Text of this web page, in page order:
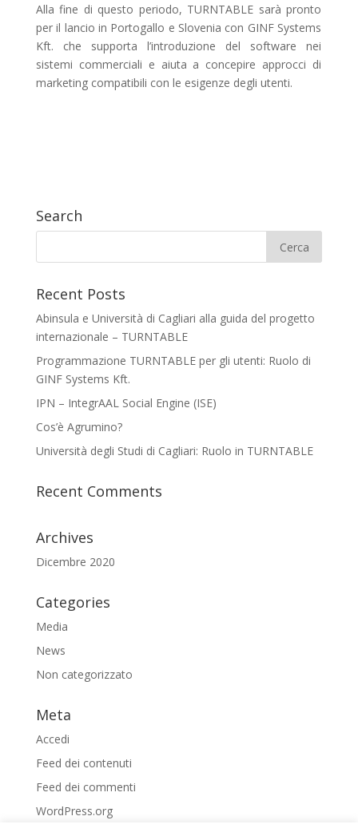
Alla fine di questo periodo, TURNTABLE sarà pronto
per il lancio in Portogallo e Slovenia con GINF Systems
Kft. che supporta l’introduzione del software nei
sistemi commerciali e aiuta a concepire approcci di
marketing compatibili con le esigenze degli utenti.
Search
Recent Posts
Abinsula e Università di Cagliari alla guida del progetto
internazionale – TURNTABLE
Programmazione TURNTABLE per gli utenti: Ruolo di
GINF Systems Kft.
IPN – IntegrAAL Social Engine (ISE)
Cos’è Agrumino?
Università degli Studi di Cagliari: Ruolo in TURNTABLE
Recent Comments
Archives
Dicembre 2020
Categories
Media
News
Non categorizzato
Meta
Accedi
Feed dei contenuti
Feed dei commenti
WordPress.org